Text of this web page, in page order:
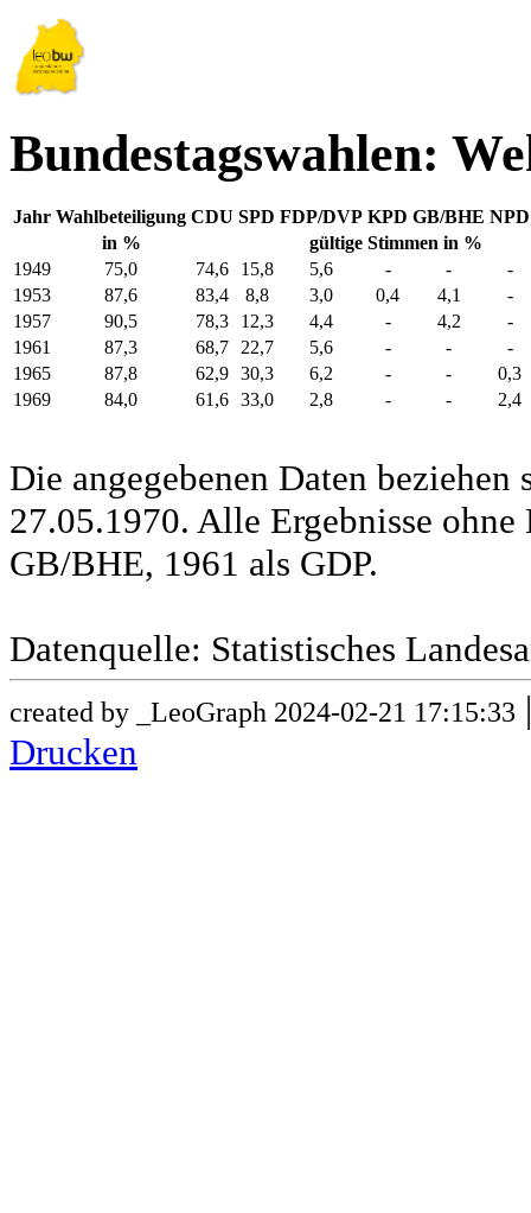
Bundestagswahlen:
Jahr Wahlbeteiligung CDU SPD FDP/DVP KPD GB/BHE NPD
in %
gültige Stimmen in %
1949
75,0 74,6 15,8 5,6 - -
-
1953
87,6 83,4 8,8 3,0 0,4 4,1
-
1957
90,5 78,3 12,3 4,4 - 4,2
-
1961
87,3 68,7 22,7 5,6 - -
-
1965
87,8 62,9 30,3 6,2 - -
0,3
1969
84,0 61,6 33,0 2,8 - - 2,4
Die angegebenen Daten
27.05.1970. Alle Ergebnisse
GB/BHE, 1961 als GDP.
Datenquelle: Statistisches
created by _LeoGraph 2024-02-21 17:15:33
Drucken